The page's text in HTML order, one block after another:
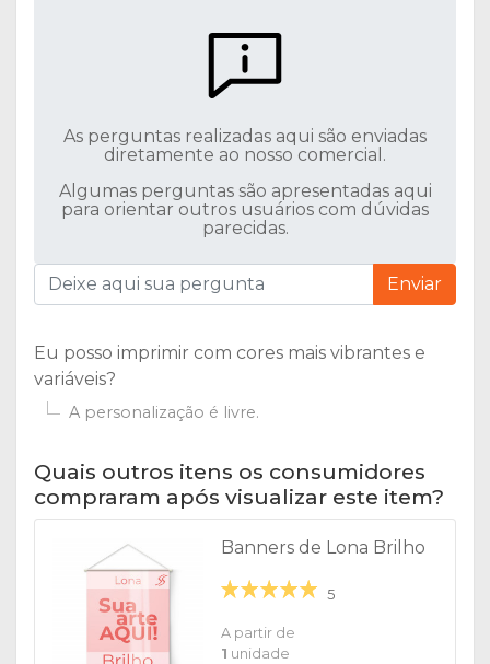
As perguntas realizadas aqui são enviadas
diretamente ao nosso comercial.
Algumas perguntas são apresentadas aqui
para orientar outros usuários com dúvidas
parecidas.
Enviar
Eu posso imprimir com cores mais vibrantes e
variáveis?
A personalização é livre.
Quais outros itens os consumidores
compraram após visualizar este item?
Banners de Lona Brilho
5
A partir de
1 unidade